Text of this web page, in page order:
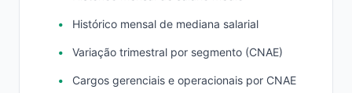
Histórico mensal de mediana salarial
Variação trimestral por segmento (CNAE)
Cargos gerenciais e operacionais por CNAE